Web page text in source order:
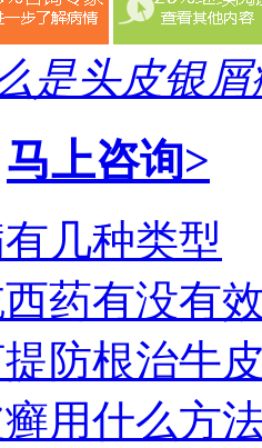
是头皮银
马上咨询>
几种类型
西药有没有
提防根治牛
癣用什么方